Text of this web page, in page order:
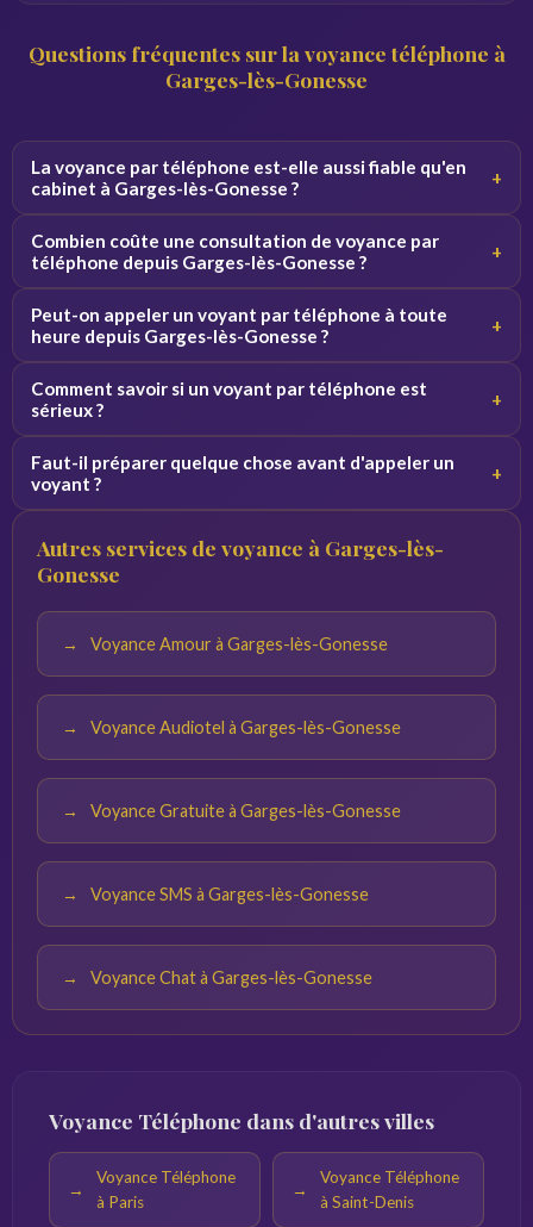
Questions fréquentes sur la voyance téléphone à
Garges-lès-Gonesse
La voyance par téléphone est-elle aussi fiable qu'en
cabinet à Garges-lès-Gonesse ?
+
Par téléphone, le voyant se concentre sur votre voix et
Combien coûte une consultation de voyance par
téléphone depuis Garges-lès-Gonesse ?
+
voyant. Des premières minutes sont souvent offertes
Peut-on appeler un voyant par téléphone à toute
heure depuis Garges-lès-Gonesse ?
+
pouvez appeler de jour comme de nuit depuis Garges-lès-
Comment savoir si un voyant par téléphone est
sérieux ?
+
du voyant sur la plateforme. Profitez des minutes
Faut-il préparer quelque chose avant d'appeler un
voyant ?
+
calme. Plus vos questions sont précises, plus les réponses
du voyant seront pertinentes.
Autres services de voyance à Garges-lès-
Gonesse
Voyance Amour à Garges-lès-Gonesse
Voyance Audiotel à Garges-lès-Gonesse
Voyance Gratuite à Garges-lès-Gonesse
Voyance SMS à Garges-lès-Gonesse
Voyance Chat à Garges-lès-Gonesse
Voyance Téléphone dans d'autres villes
Voyance Téléphone
à Paris
Voyance Téléphone
à Saint-Denis